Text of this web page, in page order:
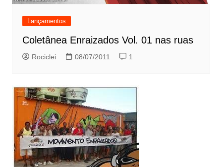
Lançamentos
Coletânea Enraizados Vol. 01 nas ruas
Rociclei 08/07/2011 1